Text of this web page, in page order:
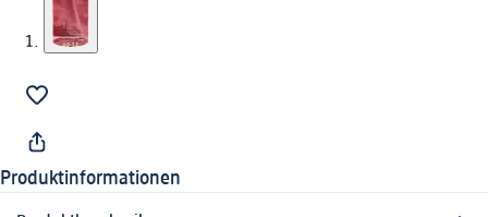
Produktinformationen